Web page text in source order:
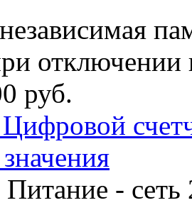
отключении
руб.
Питание -